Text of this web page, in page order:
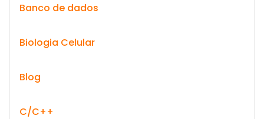
Banco de dados
Biologia Celular
Blog
C/C++